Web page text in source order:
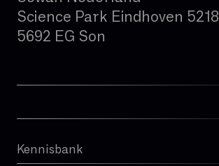
Science Park Eindhoven 5218
5692 EG Son
Kennisbank